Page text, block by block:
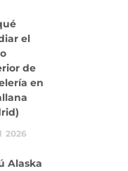
el
de
en
2026
Alaska